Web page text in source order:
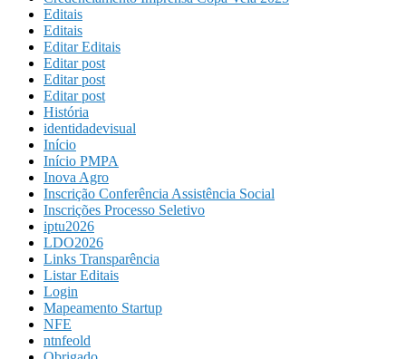
Editais
Editais
Editar Editais
Editar post
Editar post
Editar post
História
identidadevisual
Início
Início PMPA
Inova Agro
Inscrição Conferência Assistência Social
Inscrições Processo Seletivo
iptu2026
LDO2026
Links Transparência
Listar Editais
Login
Mapeamento Startup
NFE
ntnfeold